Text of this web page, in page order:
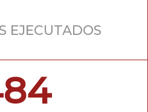
EJECUTADOS